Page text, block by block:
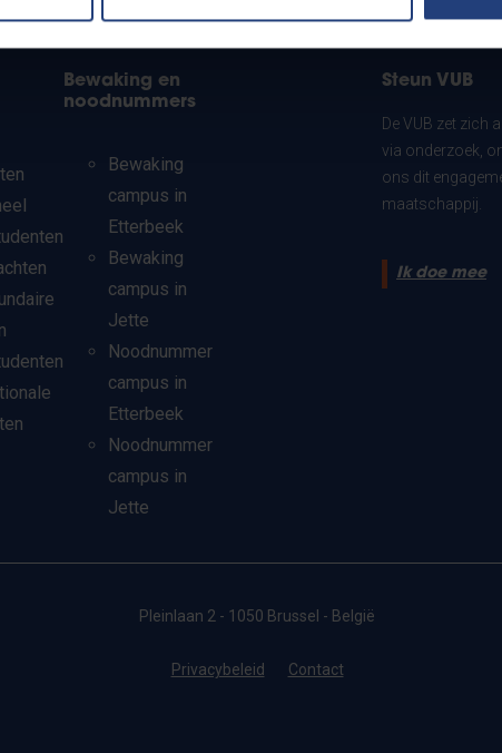
Bewaking en
noodnummers
Bewaking
campus in
Etterbeek
Bewaking
campus in
Jette
Noodnummer
campus in
Etterbeek
Noodnummer
campus in
Jette
Steun VUB
De VUB zet zich
via onderzoek,
ons dit
maatschappij.
Ik doe mee
Pleinlaan 2 - 1050 Brussel - België
Privacybeleid Contact